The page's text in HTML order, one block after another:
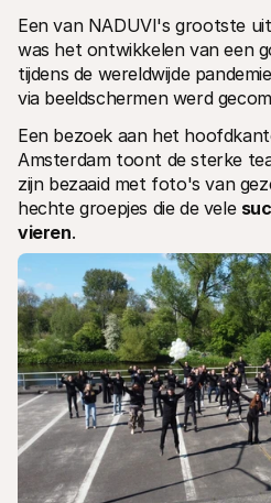
Een van NADUVI's grootste
was het ontwikkelen van een
tijdens de wereldwijde
via beeldschermen werd
Een bezoek aan het
Amsterdam toont de sterke
zijn bezaaid met foto's van
hechte groepjes die de vele
vieren.